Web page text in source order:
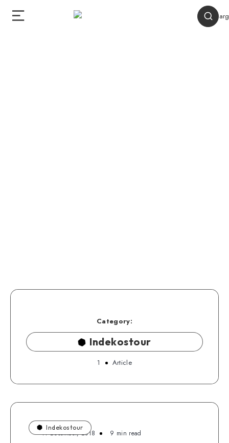
Category:
Indekostour
1 Article
Indekostour
11 Desember, 2018 9 min read